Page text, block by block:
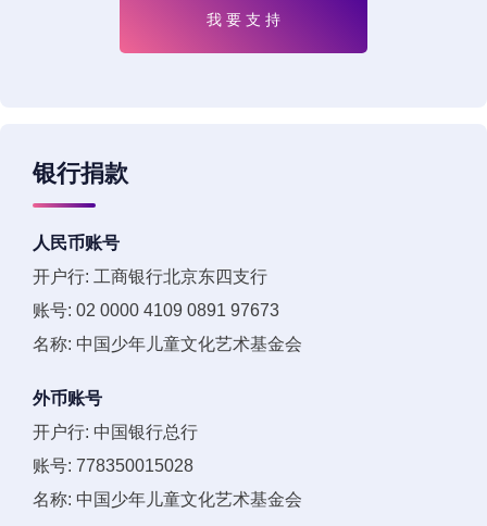
我 要 支 持
银行捐款
人民币账号
开户行: 工商银行北京东四支行
账号: 02 0000 4109 0891 97673
名称: 中国少年儿童文化艺术基金会
外币账号
开户行: 中国银行总行
账号: 778350015028
名称: 中国少年儿童文化艺术基金会